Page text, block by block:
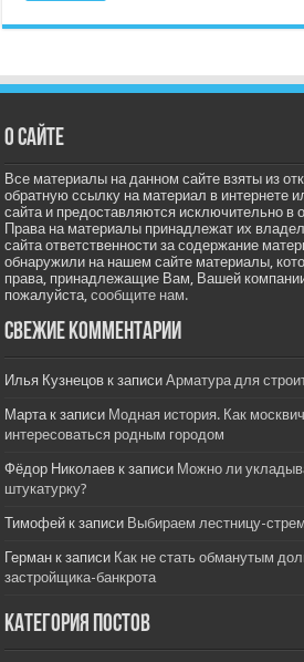
О сайте
Все материалы на данном сайте взяты из
обратную ссылку на материал в интернете
сайта и предоставляются исключительно в
Права на материалы принадлежат их
сайта ответственности за содержание
обнаружили на нашем сайте материалы,
права, принадлежащие Вам, Вашей
пожалуйста,сообщите нам.
Свежие комментарии
Илья Кузнецов к записиАрматура для
Мартак записи Модная история. Как
интересоваться родным городом
Фёдор Николаев к записи Можно ли
штукатурку?
Тимофей к записи Выбираем лестницу-
Герман к записи Как не стать обманутым
застройщика-банкрота
Категория постов